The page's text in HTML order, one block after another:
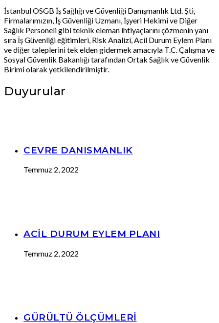
İstanbul OSGB İş Sağlığı ve Güvenliği Danışmanlık Ltd. Şti,
Firmalarımızın, İş Güvenliği Uzmanı, İşyeri Hekimi ve Diğer
Sağlık Personeli gibi teknik eleman ihtiyaçlarını çözmenin yanı
sıra İş Güvenliği eğitimleri, Risk Analizi, Acil Durum Eylem Planı
ve diğer taleplerini tek elden gidermek amacıyla T.C. Çalışma ve
Sosyal Güvenlik Bakanlığı tarafından Ortak Sağlık ve Güvenlik
Birimi olarak yetkilendirilmiştir.
Duyurular
CEVRE DANISMANLIK
Temmuz 2, 2022
ACİL DURUM EYLEM PLANI
Temmuz 2, 2022
GÜRÜLTÜ ÖLÇÜMLERİ